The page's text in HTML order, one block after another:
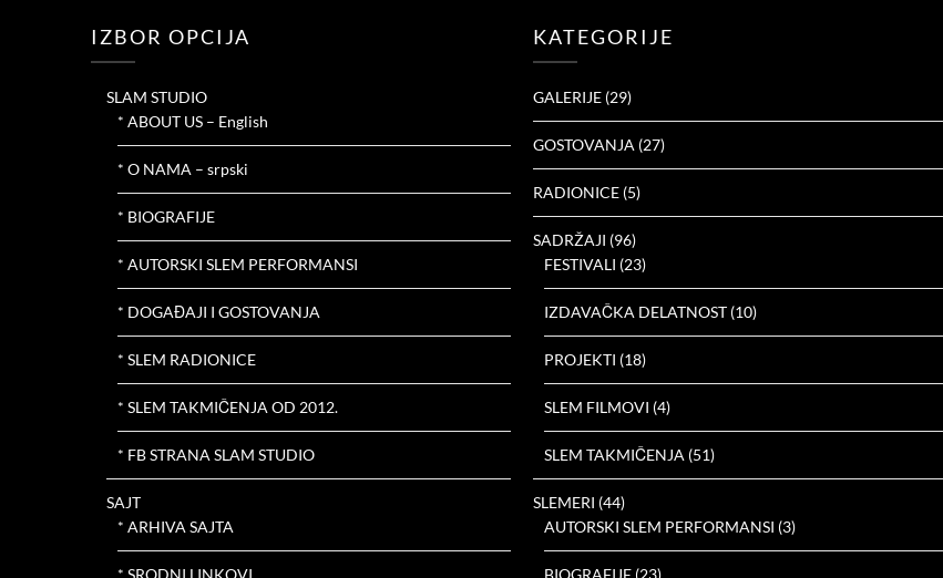
IZBOR OPCIJA
SLAM STUDIO
* ABOUT US – English
* O NAMA – srpski
* BIOGRAFIJE
* AUTORSKI SLEM PERFORMANSI
* DOGAĐAJI I GOSTOVANJA
* SLEM RADIONICE
* SLEM TAKMIČENJA OD 2012.
* FB STRANA SLAM STUDIO
SAJT
* ARHIVA SAJTA
KATEGORIJE
GALERIJE (29)
GOSTOVANJA (27)
RADIONICE (5)
SADRŽAJI (96)
FESTIVALI (23)
IZDAVAČKA DELATNOST (10)
PROJEKTI (18)
SLEM FILMOVI (4)
SLEM TAKMIČENJA (51)
SLEMERI (44)
AUTORSKI SLEM PERFORMANSI (3)